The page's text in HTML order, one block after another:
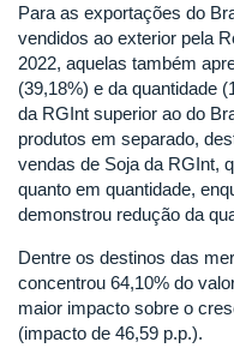
Para as exportações do
vendidos ao exterior pela
2022, aquelas também
(39,18%) e da quantidade
da RGInt superior ao do
produtos em separado,
vendas de Soja da RGInt,
quanto em quantidade,
demonstrou redução da
Dentre os destinos das
concentrou 64,10% do
maior impacto sobre o
(impacto de 46,59 p.p.).